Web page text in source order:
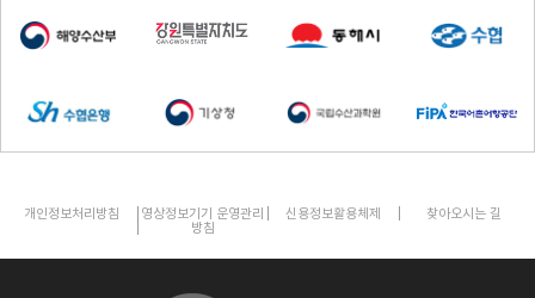
개인정보처리방침
영상정보기기 운영관리
방침
신용정보활용체제 찾아오시는 길